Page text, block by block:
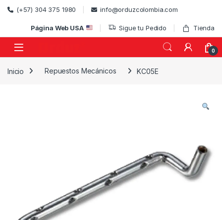
Skip to navigation
Skip to content
(+57) 304 375 1980 info@orduzcolombia.com
Página Web USA Sigue tu Pedido Tienda
0
Inicio Repuestos Mecánicos KC05E